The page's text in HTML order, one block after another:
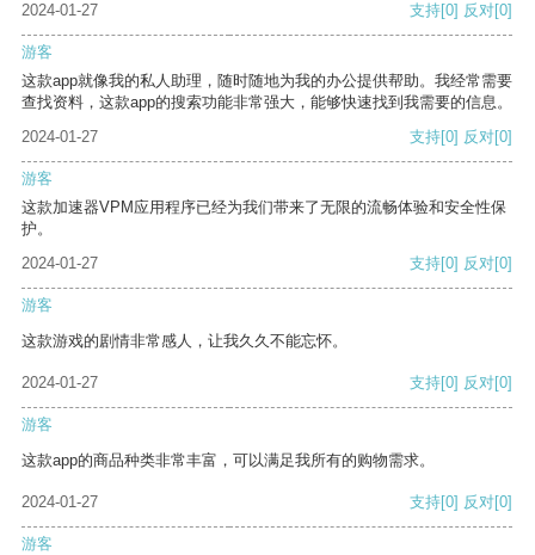
2024-01-27
支持[0] 反对[0]
游客
这款app就像我的私人助理，随时随地为我的办公提供帮助。我经常需要
查找资料，这款app的搜索功能非常强大，能够快速找到我需要的信息。
2024-01-27
支持[0] 反对[0]
游客
这款加速器VPM应用程序已经为我们带来了无限的流畅体验和安全性保
护。
2024-01-27
支持[0] 反对[0]
游客
这款游戏的剧情非常感人，让我久久不能忘怀。
2024-01-27 支持[0] 反对[0]
游客
这款app的商品种类非常丰富，可以满足我所有的购物需求。
2024-01-27 支持[0] 反对[0]
游客